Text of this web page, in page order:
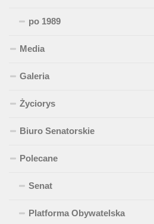
po 1989
Media
Galeria
Życiorys
Biuro Senatorskie
Polecane
Senat
Platforma Obywatelska